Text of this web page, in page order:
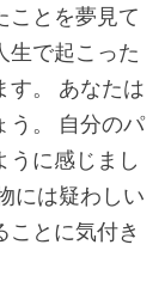
ことを夢見て
生で起こった
す。 あなたは
う。 自分のパ
うに感じまし
には疑わしい
とに気付き